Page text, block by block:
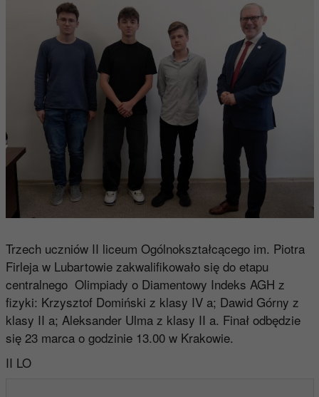
Trzech uczniów II liceum Ogólnokształcącego im. Piotra
Firleja w Lubartowie zakwalifikowało się do etapu
centralnego Olimpiady o Diamentowy Indeks AGH z
fizyki: Krzysztof Domiński z klasy IV a; Dawid Górny z
klasy II a; Aleksander Ulma z klasy II a. Finał odbędzie
się 23 marca o godzinie 13.00 w Krakowie.
II LO